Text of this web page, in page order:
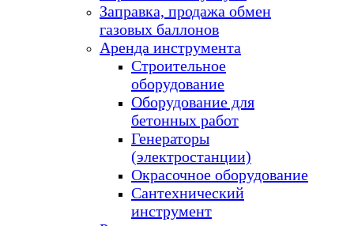
Заправка, продажа обмен
газовых баллонов
Аренда инструмента
Строительное
оборудование
Оборудование для
бетонных работ
Генераторы
(электростанции)
Окрасочное оборудование
Сантехнический
инструмент